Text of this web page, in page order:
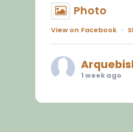
Photo
View on Facebook ·
1 week ago